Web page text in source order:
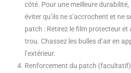
côté. Pour une meilleure
éviter qu’ils ne s’accrochent et ne
patch : Retirez le film protecteur et
trou. Chassez les bulles d’air en
l’extérieur.
Renforcement du patch